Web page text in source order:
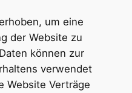
um eine
der Website zu
können zur
verwendet
Website Verträge